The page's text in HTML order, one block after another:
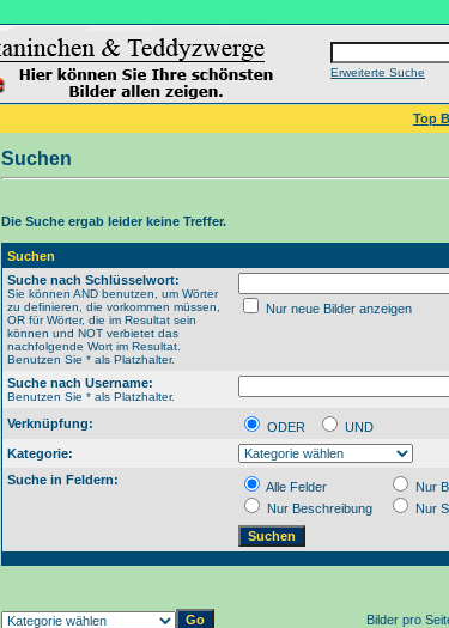
Erweiterte Suche
Top
Suchen
Die Suche ergab leider keine Treffer.
Suchen
Suche nach Schlüsselwort:
Sie können AND benutzen, um Wörter
zu definieren, die vorkommen müssen,
OR für Wörter, die im Resultat sein
können und NOT verbietet das
nachfolgende Wort im Resultat.
Benutzen Sie * als Platzhalter.
Nur neue Bilder anzeigen
Suche nach Username:
Benutzen Sie * als Platzhalter.
Verknüpfung: ODER
UND
Kategorie:
Suche in Feldern:
Alle Felder
Nur
Nur Beschreibung
Nur
Bilder pro